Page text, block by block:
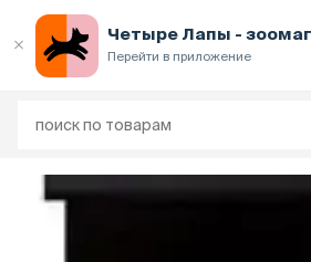
Четыре Лапы -
Перейти в приложение